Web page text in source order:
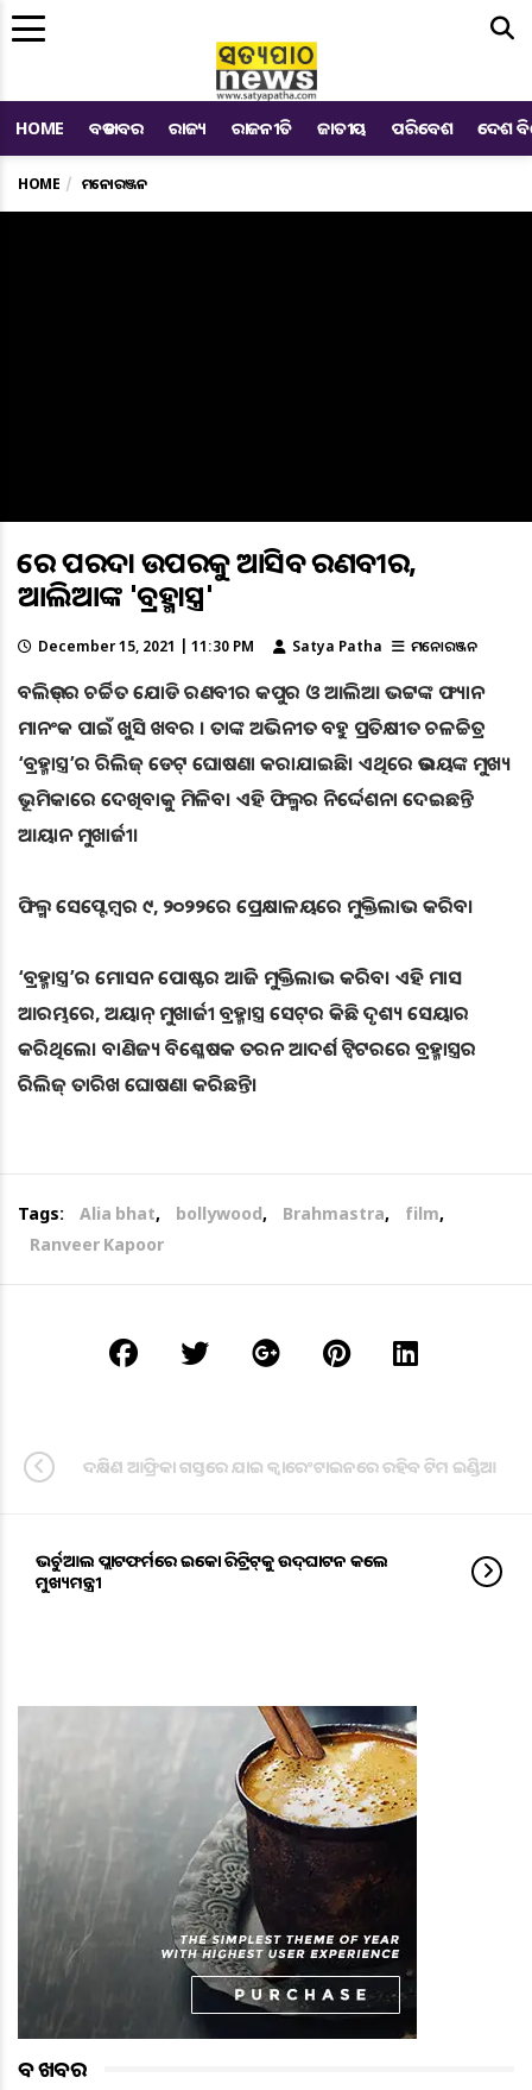
HOME ବଡ ଖବର ରାଜ୍ୟ ରାଜନୀତି ଜାତୀୟ ପରିବେଶ ଦେଶ
HOME ମନୋରଞ୍ଜନ
୯ରେ ପରଦା ଉପରକୁ ଆସିବ ରଣବୀର,
ଆଲିଆଙ୍କ 'ବ୍ରହ୍ମାସ୍ତ୍ର'
December 15, 2021 | 11:30 PM Satya Patha ମନୋରଞ୍ଜନ
ବଲିଉଡ୍‌ର ଚର୍ଚ୍ଚିତ ଯୋଡି ରଣବୀର କପୁର ଓ ଆଲିଆ ଭଟ୍ଟଙ୍କ ଫ୍ୟାନ
ମାନଂକ ପାଇଁ ଖୁସି ଖବର । ତାଙ୍କ ଅଭିନୀତ ବହୁ ପ୍ରତିକ୍ଷୀତ ଚଳଚ୍ଚିତ୍ର
‘ବ୍ରହ୍ମାସ୍ତ୍ର’ର ରିଲିଜ୍ ଡେଟ୍‌ ଘୋଷଣା କରାଯାଇଛି। ଏଥିରେ ଉଭୟଙ୍କ ମୁଖ୍ୟ
ଭୂମିକାରେ ଦେଖିବାକୁ ମିଳିବ। ଏହି ଫିଲ୍ମର ନିର୍ଦ୍ଦେଶନା ଦେଇଛନ୍ତି
ଆୟାନ ମୁଖାର୍ଜୀ।
ଫିଲ୍ମ ସେପ୍ଟେମ୍ବର ୯, ୨୦୨୨ରେ ପ୍ରେକ୍ଷାଳୟରେ ମୁକ୍ତିଲାଭ କରିବ।
‘ବ୍ରହ୍ମାସ୍ତ୍ର’ର ମୋସନ ପୋଷ୍ଟର ଆଜି ମୁକ୍ତିଲାଭ କରିବ। ଏହି ମାସ
ଆରମ୍ଭରେ, ଅୟାନ୍ ମୁଖାର୍ଜୀ ବ୍ରହ୍ମାସ୍ତ୍ର ସେଟ୍‌ର କିଛି ଦୃଶ୍ୟ ସେୟାର
କରିଥିଲେ। ବାଣିଜ୍ୟ ବିଶ୍ଳେଷକ ତରନ ଆଦର୍ଶ ଟ୍ୱିଟରରେ ବ୍ରହ୍ମାସ୍ତ୍ରର
ରିଲିଜ୍ ତାରିଖ ଘୋଷଣା କରିଛନ୍ତି।
Tags: Alia bhat, bollywood, Brahmastra, film,
Ranveer Kapoor
ଦକ୍ଷିଣ ଆଫ୍ରିକା ଗସ୍ତରେ ଯାଇ କ୍ୱାରେଂଟାଇନରେ ରହିବ ଟିମ ଇଣ୍ଡିଆ
ଭର୍ଚୁଆଲ ପ୍ଲାଟଫର୍ମରେ ଇକୋ ରିଟ୍ରିଟ୍‌କୁ ଉଦ୍‌ଘାଟନ କଲେ
ମୁଖ୍ୟମନ୍ତ୍ରୀ
ବଡ ଖବର